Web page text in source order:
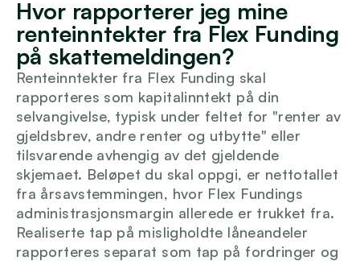
Hvor rapporterer jeg mine
renteinntekter fra Flex Funding
på skattemeldingen?
Renteinntekter fra Flex Funding skal
rapporteres som kapitalinntekt på din
selvangivelse, typisk under feltet for "renter av
gjeldsbrev, andre renter og utbytte" eller
tilsvarende avhengig av det gjeldende
skjemaet. Beløpet du skal oppgi, er nettotallet
fra årsavstemmingen, hvor Flex Fundings
administrasjonsmargin allerede er trukket fra.
Realiserte tap på misligholdte låneandeler
rapporteres separat som tap på fordringer og